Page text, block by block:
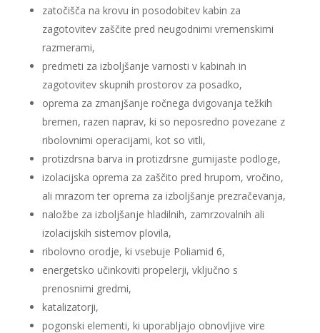
zatočišča na krovu in posodobitev kabin za
zagotovitev zaščite pred neugodnimi vremenskimi
razmerami,
predmeti za izboljšanje varnosti v kabinah in
zagotovitev skupnih prostorov za posadko,
oprema za zmanjšanje ročnega dvigovanja težkih
bremen, razen naprav, ki so neposredno povezane z
ribolovnimi operacijami, kot so vitli,
protizdrsna barva in protizdrsne gumijaste podloge,
izolacijska oprema za zaščito pred hrupom, vročino,
ali mrazom ter oprema za izboljšanje prezračevanja,
naložbe za izboljšanje hladilnih, zamrzovalnih ali
izolacijskih sistemov plovila,
ribolovno orodje, ki vsebuje Poliamid 6,
energetsko učinkoviti propelerji, vključno s
prenosnimi gredmi,
katalizatorji,
pogonski elementi, ki uporabljajo obnovljive vire